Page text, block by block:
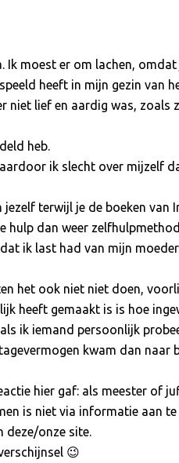
moest er om lachen,
heeft in mijn gezin van
niet lief en aardig was,
heb.
ik slecht over mijzelf
terwijl je de boeken
hulp dan weer
ik last had van mijn
het ook niet niet doen,
heeft gemaakt is is hoe
ik iemand persoonlijk
kwam dan
hier gaf: als meester of
is niet via informatie aan
deze/onze site.
😉